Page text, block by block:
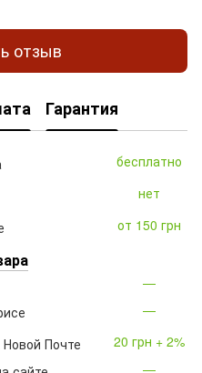
отзыв
Гарантия
бесплатно
нет
от 150 грн
—
—
Почте
20 грн + 2%
—